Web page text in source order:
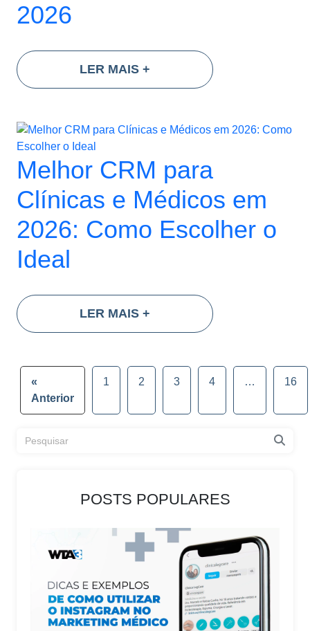
2026
LER MAIS +
Melhor CRM para
Clínicas e Médicos em
2026: Como Escolher o
Ideal
LER MAIS +
«
Anterior
1 2 3 4 … 16
POSTS POPULARES